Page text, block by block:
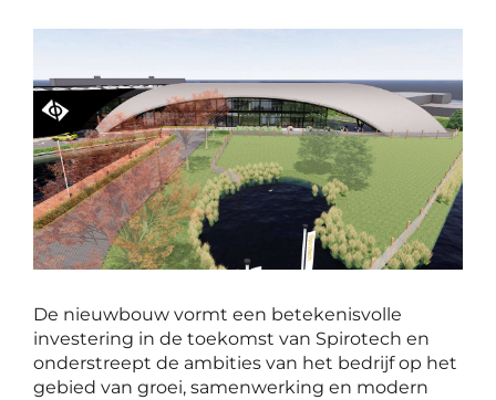
De nieuwbouw vormt een betekenisvolle
investering in de toekomst van Spirotech en
onderstreept de ambities van het bedrijf op het
gebied van groei, samenwerking en modern